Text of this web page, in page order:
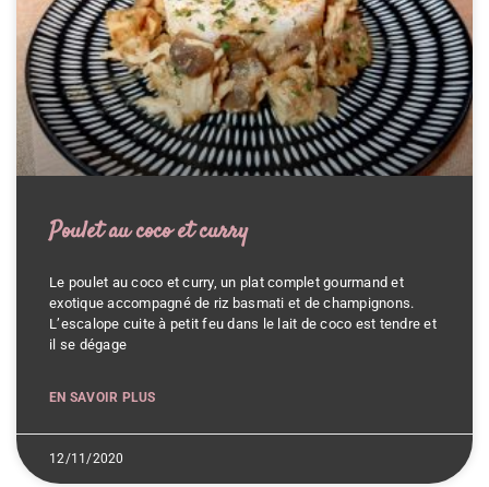
Poulet au coco et curry
Le poulet au coco et curry, un plat complet gourmand et
exotique accompagné de riz basmati et de champignons.
L’escalope cuite à petit feu dans le lait de coco est tendre et
il se dégage
EN SAVOIR PLUS
12/11/2020